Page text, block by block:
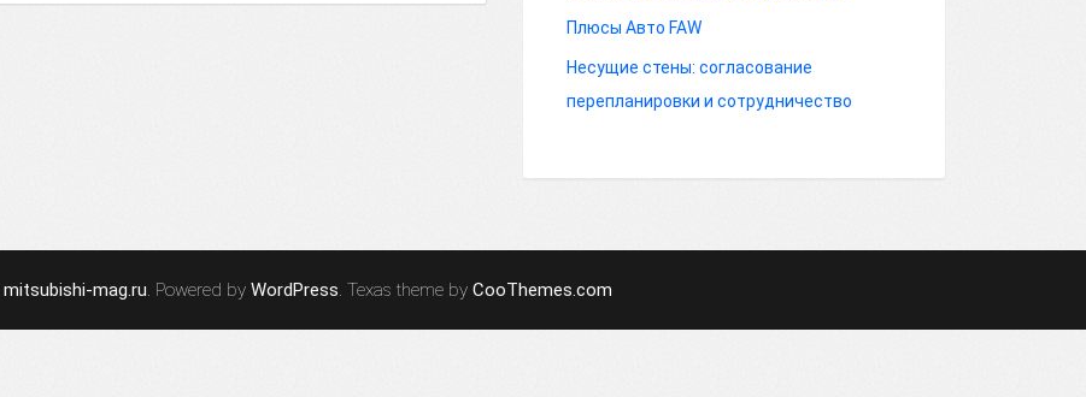
Плюсы Авто FAW
Несущие стены: согласование
перепланировки и сотрудничество
mitsubishi-mag.ru. Powered by WordPress. Texas theme by CooThemes.com